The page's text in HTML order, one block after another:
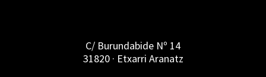
C/ Burundabide Nº 14
31820 · Etxarri Aranatz